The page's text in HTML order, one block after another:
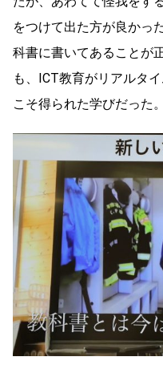
をつけて出た方が良かっ
科書に書いてあることが
も、ICT教育がリアルタ
こそ得られた学びだった。